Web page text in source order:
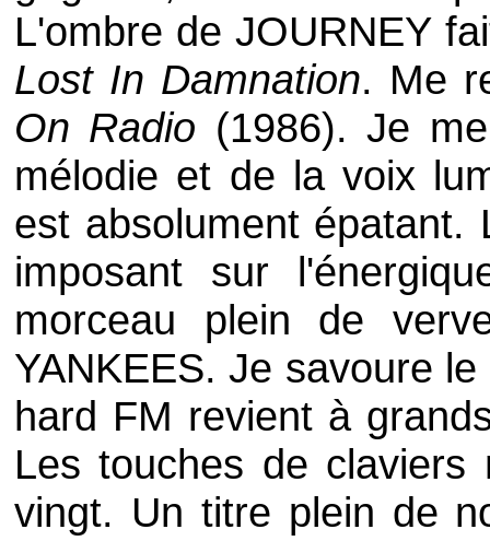
L'ombre deJOURNEY
Lost In Damnation. Me
On Radio (1986). Je
mélodie et de la voix
est absolument
imposant sur
morceau plein de
YANKEES. Je savoure
hard FM revient à
Les touches de claviers
vingt. Un titre plein de